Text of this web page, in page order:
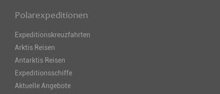
Polarexpeditionen
Expeditionskreuzfahrten
Arktis Reisen
Antarktis Reisen
Expeditionsschiffe
Aktuelle Angebote